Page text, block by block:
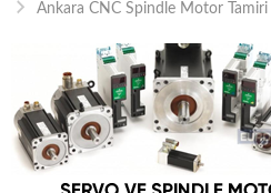
Ankara CNC Spindle Motor Tamiri